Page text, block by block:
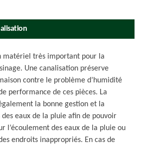
matériel très important pour la
Une canalisation préserve
contre le problème d’humidité
performance de ces pièces. La
la bonne gestion et la
eaux de la pluie afin de pouvoir
l’écoulement des eaux de la pluie ou
endroits inappropriés. En cas de